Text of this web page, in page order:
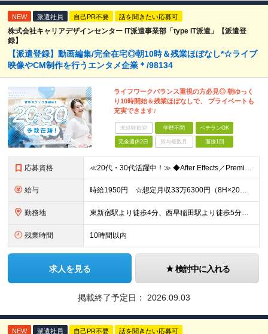
NEW 派遣社員 自己PR不要 話を聞きたい応募可
株式会社キャリアデザインセンター IT派遣事業部「type IT派遣」【派遣登
録】
【派遣登録】動画編集/完全在宅◎朝10時＆残業ほぼなし*☆ライブ
映像やCM制作を行うエンタメ企業＊/98134
ライフワークバランス重視の方必見◎ 朝ゆっく
り10時開始＆残業ほぼなしで、 プライベートも
充実できます♪
未経験歓迎 学歴不問 ベテランOK
完全週休2日 賞与複数月 面接1回
応募資格 ≪20代・30代活躍中！≫ ◆After Effects／Premiere Proを使用した動画編集の経験 ※ブランクがある方やこれまでのご経験に自信がない方も、まずはお気軽にご応募ください！ ※ご
給与 時給1950円 ☆想定月収33万6300円（8H×20日+残業10H） ※交通費全額支給
勤務地 東新宿駅より徒歩4分、西早稲田駅より徒歩5分 ※赤坂オフィス：溜池山王駅より徒歩5分 ▼服装：私服 ▼受動喫煙対策：屋内禁煙
残業時間 10時間以内
求人を見る 検討中に入れる
掲載終了予定日： 2026.09.03
NEW 派遣社員 自己PR不要 話を聞きたい応募可